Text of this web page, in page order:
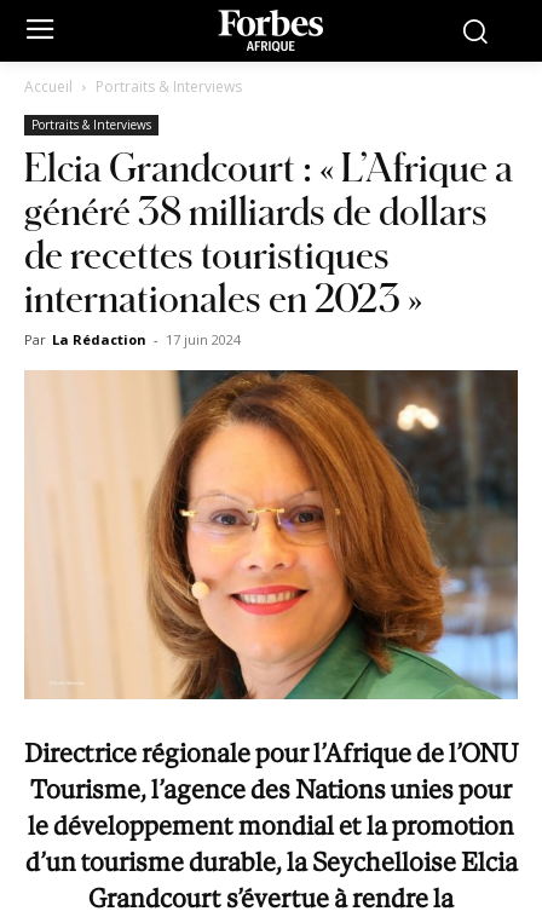
Accueil Portraits & Interviews
Portraits & Interviews
Elcia Grandcourt : « L’Afrique a
généré 38 milliards de dollars
de recettes touristiques
internationales en 2023 »
Par La Rédaction - 17 juin 2024
Directrice régionale pour l’Afrique de l’ONU
Tourisme, l’agence des Nations unies pour
le développement mondial et la promotion
d’un tourisme durable, la Seychelloise Elcia
Grandcourt s’évertue à rendre la